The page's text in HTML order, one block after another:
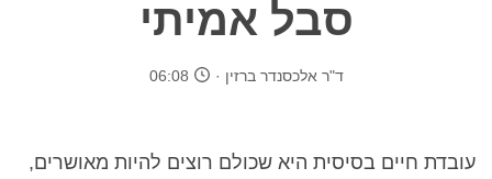
סבל אמיתי
ד"ר אלכסנדר ברזין 06:08
עובדת חיים בסיסית היא שכולם רוצים להיות מאושרים,